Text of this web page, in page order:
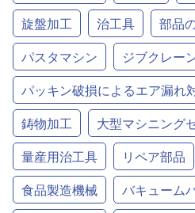
旋盤加工
治工具 部品
パスタマシン
ジブクレー
パッキン破損によるエア漏れ
鋳物加工
大型マシニング
量産用治工具
リペア部品
食品製造機械
バキューム